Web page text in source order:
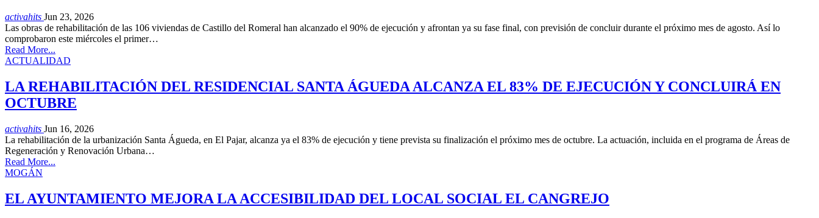
activahits Jun 23, 2026
Las obras de rehabilitación de las 106 viviendas de Castillo del Romeral han alcanzado el 90% de ejecución y afrontan ya su fase final, con previsión de concluir durante el próximo mes de agosto. Así lo
comprobaron este miércoles el primer…
Read More...
ACTUALIDAD
LA REHABILITACIÓN DEL RESIDENCIAL SANTA ÁGUEDA ALCANZA EL 83% DE EJECUCIÓN Y CONCLUIRÁ EN
OCTUBRE
activahits Jun 16, 2026
La rehabilitación de la urbanización Santa Águeda, en El Pajar, alcanza ya el 83% de ejecución y tiene prevista su finalización el próximo mes de octubre. La actuación, incluida en el programa de Áreas de
Regeneración y Renovación Urbana…
Read More...
MOGÁN
EL AYUNTAMIENTO MEJORA LA ACCESIBILIDAD DEL LOCAL SOCIAL EL CANGREJO